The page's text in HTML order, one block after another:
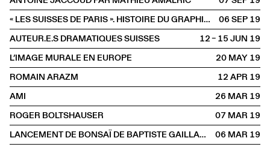
« LES SUISSES DE PARIS ». HISTOIRE DU GRAPHISME SUISSE À PARIS
06 SEP2019
AUTEUR.E.S DRAMATIQUES SUISSES
12 – 15 JUN2019
L’IMAGE MURALE EN EUROPE
20 MAY2019
ROMAIN ARAZM
12 APR2019
AMI
26 MAR2019
ROGER BOLTSHAUSER
07 MAR2019
LANCEMENT DE BONSAÏ DE BAPTISTE GAILLARD
06 MAR2019